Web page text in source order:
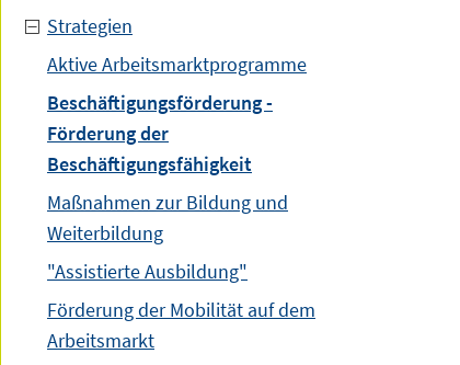
Strategien
Aktive Arbeitsmarktprogramme
Beschäftigungsförderung -
Förderung der
Beschäftigungsfähigkeit
Maßnahmen zur Bildung und
Weiterbildung
"Assistierte Ausbildung"
Förderung der Mobilität auf dem
Arbeitsmarkt